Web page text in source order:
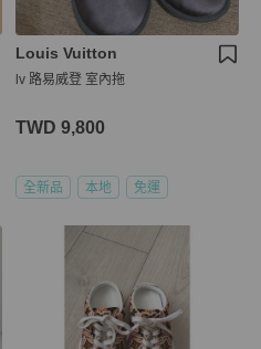
Louis Vuitton
lv 路易威登 室內拖
TWD 9,800
全新品 本地 免運